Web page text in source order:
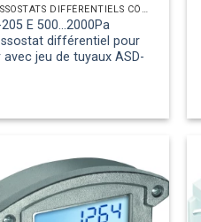
PRESSOSTATS DIFFÉRENTIELS CÔTÉ AIR
205 E 500...2000Pa
différentiel pour
avec jeu de tuyaux ASD-